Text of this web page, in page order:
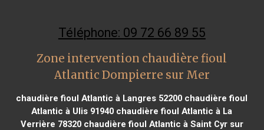
Téléphone: 09 72 66 89 55
Zone intervention chaudière fioul
Atlantic Dompierre sur Mer
chaudière fioul Atlantic à Langres 52200 chaudière fioul
Atlantic à Ulis 91940 chaudière fioul Atlantic à La
Verrière 78320chaudière fioul Atlantic à Saint Cyr sur